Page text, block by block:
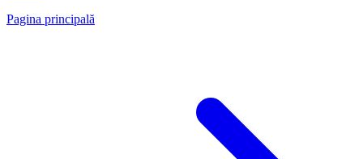
Pagina principală